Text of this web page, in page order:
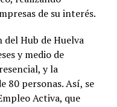
de su interés.
del Hub de Huelva
y medio de
y la
80 personas. Así, se
Activa, que